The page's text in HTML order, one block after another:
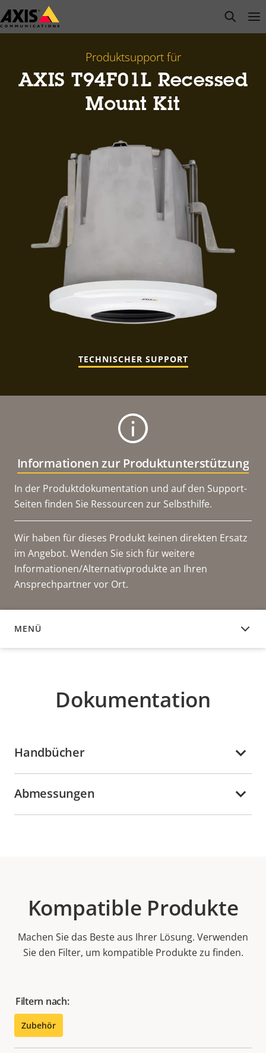
Zum
Hauptinhalt
open
Produktsupport für
AXIS T94F01L Recessed
Mount Kit
TECHNISCHER SUPPORT
Informationen zur Produktunterstützung
In der Produktdokumentation und auf den Support-
Seiten finden Sie Ressourcen zur Selbsthilfe.
Wir haben für dieses Produkt keinen direkten Ersatz
im Angebot. Wenden Sie sich für weitere
Informationen/Alternativprodukte an Ihren
Ansprechpartner vor Ort.
MENÜ
DOKUMENTATION
Dokumentation
Handbücher
Abmessungen
Kompatible Produkte
Machen Sie das Beste aus Ihrer Lösung. Verwenden
Sie den Filter, um kompatible Produkte zu finden.
Filtern nach:
Zubehör